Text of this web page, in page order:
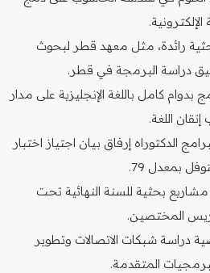
رائدة، مثل معهد قطر لبحوث
كامل باللغة الإنجليزية على مدار
اللغة.
الدكتوراه إرفاق بيان اجتياز اختبار
بحثية للسنة النهائية تحت
المختصين.
دراسة شبكات الاتصالات وتطوير
المتقدمة.